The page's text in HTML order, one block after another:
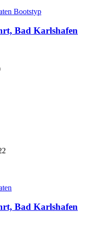
Bootstyp
Bad Karlshafen
Bad Karlshafen